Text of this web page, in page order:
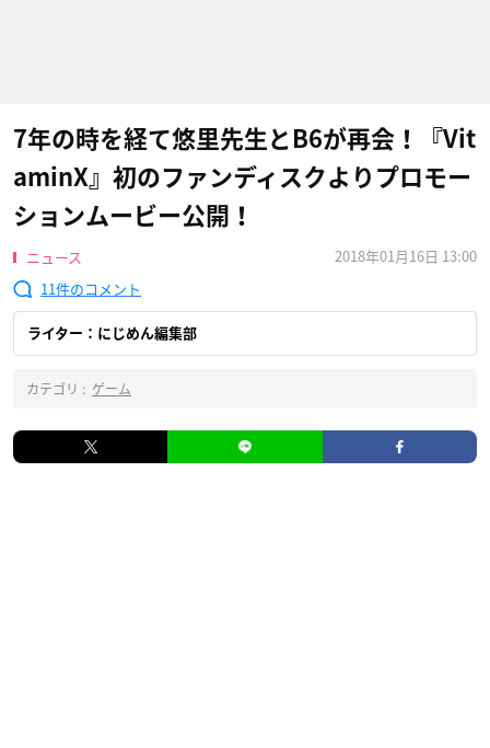
7年の時を経て悠里先生とB6が再会！『Vit
aminX』初のファンディスクよりプロモー
ションムービー公開！
ニュース
2018年01月16日 13:00
11
ライター：にじめん編集部
カテゴリ : ゲーム